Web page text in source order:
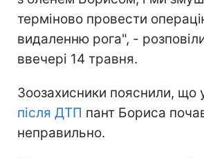
терміново провести
видаленню рога", -
ввечері 14 травня.
Зоозахисники пояснили,
після ДТП пант Бориса
неправильно.